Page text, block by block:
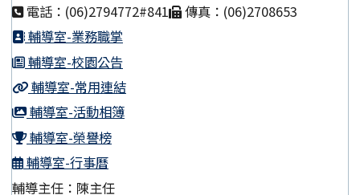
電話：(06)2794772#841
傳真：(06)2708653
輔導室-業務職掌
輔導室-校園公告
輔導室-常用連結
輔導室-活動相簿
輔導室-榮譽榜
輔導室-行事曆
輔導主任：陳主任